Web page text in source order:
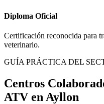
Diploma Oficial
Certificación reconocida para
veterinario.
GUÍA PRÁCTICA DEL
Centros
ATV en Ayllon